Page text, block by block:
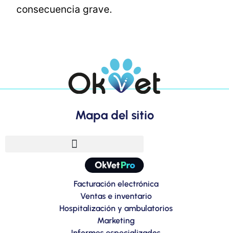
consecuencia grave.
Mapa del sitio
Facturación electrónica
Ventas e inventario
Hospitalización y ambulatorios
Marketing